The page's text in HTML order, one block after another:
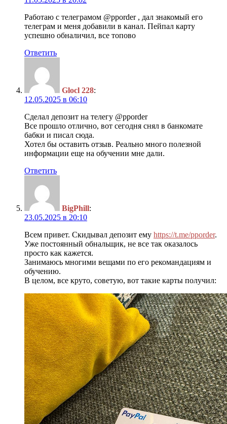
Работаю с телеграмом @pporder , дал знакомый его
телеграм и меня добавили в канал. Пейпал карту
успешно обналичил, все топово
Ответить
Glocl 228:
12.05.2025 в 06:10
Сделал депозит на телегу @pporder
Все прошло отлично, вот сегодня снял в банкомате
бабки и писал сюда.
Хотел бы оставить отзыв. Реально много полезной
информации еще на обучении мне дали.
Ответить
BigPhill:
23.05.2025 в 20:10
Всем привет. Скидывал депозит ему https://t.me/pporder.
Уже постоянный обнальщик, не все так оказалось
просто как кажется.
Занимаюсь многими вещами по его рекомандациям и
обучению.
В целом, все круто, советую, вот такие карты получил: